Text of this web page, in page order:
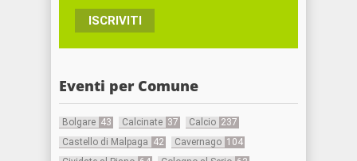
ISCRIVITI
Eventi per Comune
Bolgare 43 Calcinate 37 Calcio 237
Castello di Malpaga 42 Cavernago 104